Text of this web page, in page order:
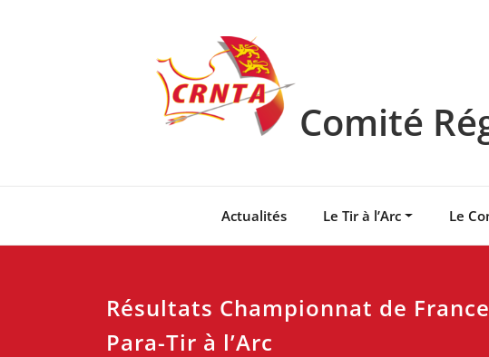
Comité
Actualités Le Tir à l’Arc Le
Résultats Championnat de France
Para-Tir à l’Arc